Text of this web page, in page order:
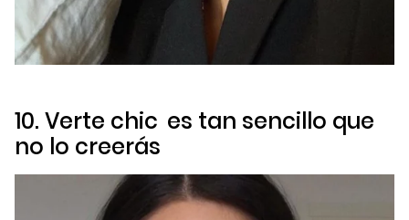
10. Verte chic es tan sencillo que
no lo creerás